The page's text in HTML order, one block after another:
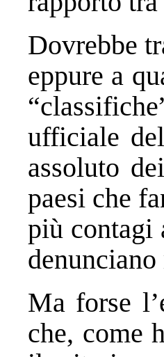
Dovrebbe
eppure a
ufficiale
assoluto
paesi che
più contagi
Ma forse
che, come